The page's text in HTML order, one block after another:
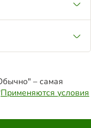
– самая
Применяются условия